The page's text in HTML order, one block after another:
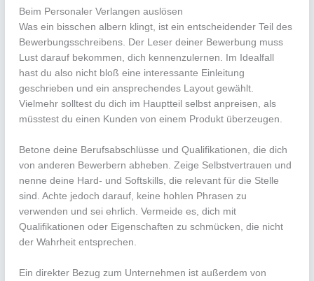
Beim Personaler Verlangen auslösen
Was ein bisschen albern klingt, ist ein entscheidender Teil des
Bewerbungsschreibens. Der Leser deiner Bewerbung muss
Lust darauf bekommen, dich kennenzulernen. Im Idealfall
hast du also nicht bloß eine interessante Einleitung
geschrieben und ein ansprechendes Layout gewählt.
Vielmehr solltest du dich im Hauptteil selbst anpreisen, als
müsstest du einen Kunden von einem Produkt überzeugen.
Betone deine Berufsabschlüsse und Qualifikationen, die dich
von anderen Bewerbern abheben. Zeige Selbstvertrauen und
nenne deine Hard- und Softskills, die relevant für die Stelle
sind. Achte jedoch darauf, keine hohlen Phrasen zu
verwenden und sei ehrlich. Vermeide es, dich mit
Qualifikationen oder Eigenschaften zu schmücken, die nicht
der Wahrheit entsprechen.
Ein direkter Bezug zum Unternehmen ist außerdem von